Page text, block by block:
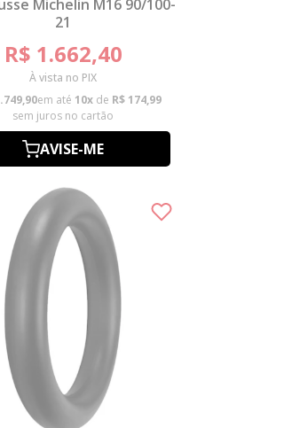
Michelin M16 90/100-
21
R$ 1.662,40
À vista no PIX
em até 10x de R$ 174,99
sem juros no cartão
AVISE-ME